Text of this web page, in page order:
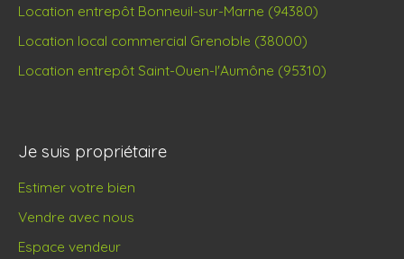
Location entrepôt Bonneuil-sur-Marne (94380)
Location local commercial Grenoble (38000)
Location entrepôt Saint-Ouen-l'Aumône (95310)
Je suis propriétaire
Estimer votre bien
Vendre avec nous
Espace vendeur